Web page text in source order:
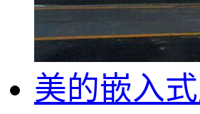
美的嵌入